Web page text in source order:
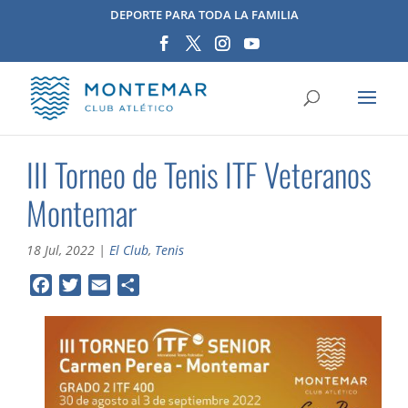
DEPORTE PARA TODA LA FAMILIA
III Torneo de Tenis ITF Veteranos
Montemar
18 Jul, 2022 |El Club, Tenis
e
b
o
t
t
e
i
l
p
a
r